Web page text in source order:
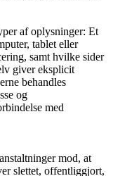
af oplysninger: Et
tablet eller
samt hvilke sider
giver eksplicit
behandles
og
med
mod, at
slettet, offentliggjort,